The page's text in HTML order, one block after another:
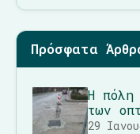
Πρόσφατα
Η πόλη
των
29